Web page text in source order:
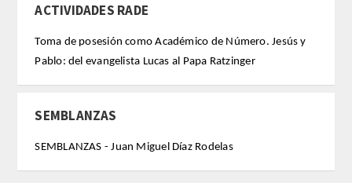
PREMIOS
PUBLICACIONES
ACTIVIDADES RADE
Toma de posesión como Académico de Número. Jesús y
Pablo: del evangelista Lucas al Papa Ratzinger
SEMBLANZAS
SEMBLANZAS - Juan Miguel Díaz Rodelas